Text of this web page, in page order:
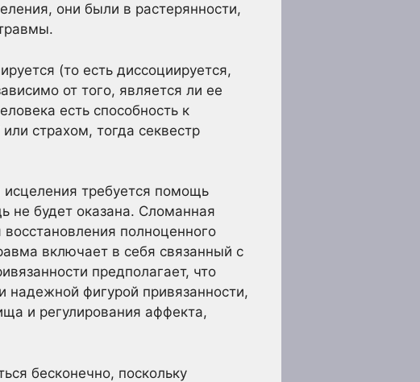
они были в растерянности,
(то есть диссоциируется,
от того, является ли ее
есть способность к
страхом, тогда секвестр
требуется помощь
не будет оказана. Сломанная
полноценного
включает в себя связанный с
предполагает, что
надежной фигурой привязанности,
и регулирования аффекта,
бесконечно, поскольку